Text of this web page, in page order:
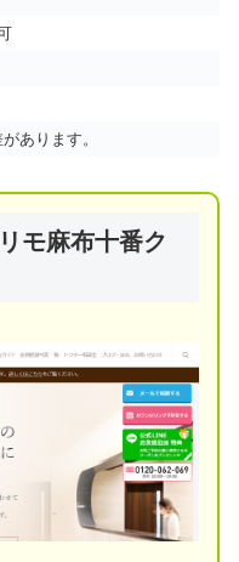
あります。
モ麻布十番ク